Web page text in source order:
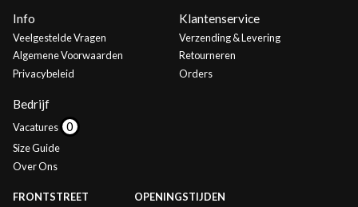
Info
Veelgestelde Vragen
Algemene Voorwaarden
Privacybeleid
Klantenservice
Verzending & Levering
Retourneren
Orders
Bedrijf
Vacatures
Size Guide
Over Ons
FRONTSTREET OPENINGSTIJDEN